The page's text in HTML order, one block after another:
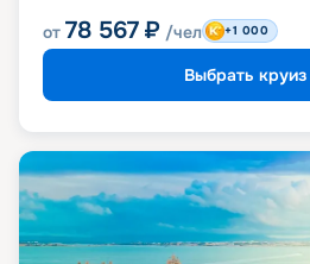
от 78 567 ₽ /чел +1 000
Выбрать круиз